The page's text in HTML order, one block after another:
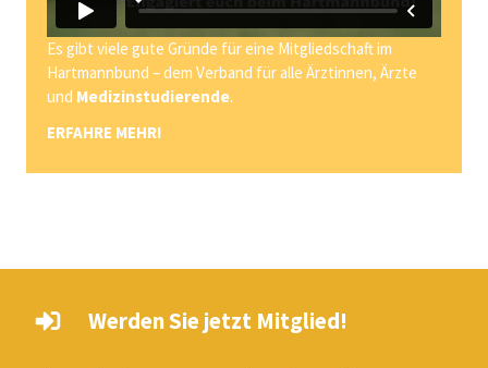
Es gibt viele gute Gründe für eine Mitgliedschaft im
Hartmannbund – dem Verband für alle Ärztinnen, Ärzte
und Medizinstudierende.
ERFAHRE MEHR!
Werden Sie jetzt Mitglied!